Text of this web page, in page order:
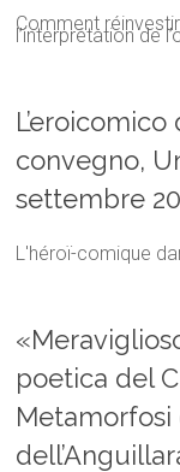
Comment
l’interprétation de
L’eroicomico
convegno,
settembre
L'héroï-comique
poetica del
Metamorfosi